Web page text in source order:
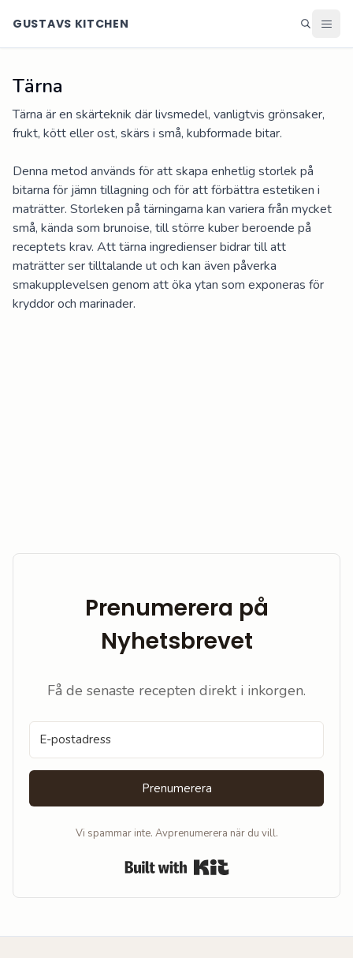
GUSTAVS KITCHEN
Helg
Ingredienser
Matsedel
Alla recept
Blogg
Tärna
Tärna är en skärteknik där livsmedel, vanligtvis grönsaker,
frukt, kött eller ost, skärs i små, kubformade bitar.
Denna metod används för att skapa enhetlig storlek på
bitarna för jämn tillagning och för att förbättra estetiken i
maträtter. Storleken på tärningarna kan variera från mycket
små, kända som brunoise, till större kuber beroende på
receptets krav. Att tärna ingredienser bidrar till att
maträtter ser tilltalande ut och kan även påverka
smakupplevelsen genom att öka ytan som exponeras för
kryddor och marinader.
Prenumerera på
Nyhetsbrevet
Få de senaste recepten direkt i inkorgen.
Prenumerera
Vi spammar inte. Avprenumerera när du vill.